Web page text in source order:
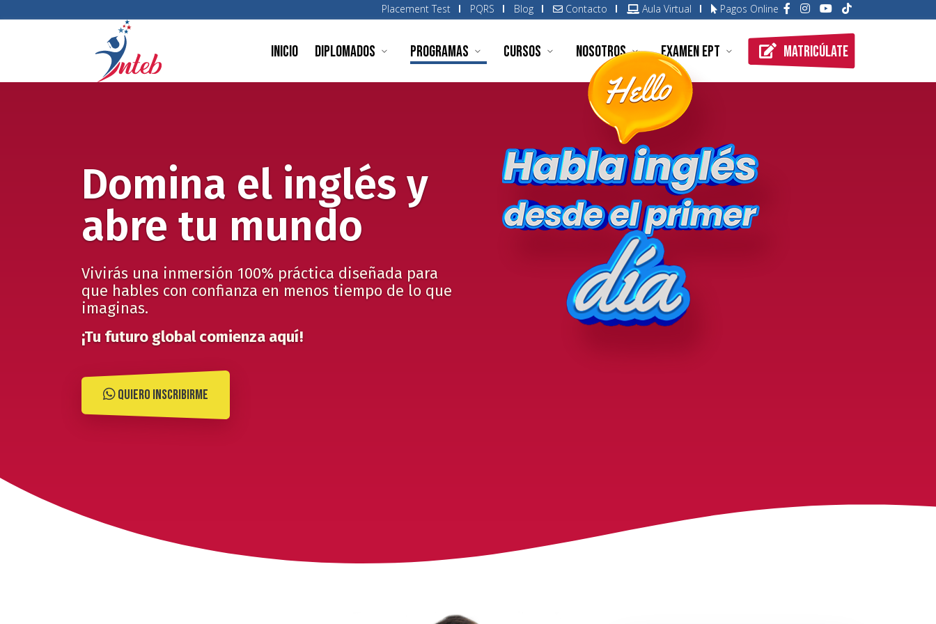
Placement Test PQRS Blog Contacto Aula Virtual Pagos Online
Inicio Diplomados Programas Cursos Nosotros Examen EPT Matricúlate
Domina el inglés y
abre tu mundo
Vivirás una inmersión 100% práctica diseñada para
que hables con confianza en menos tiempo de lo que
imaginas.
¡Tu futuro global comienza aquí!
Quiero Inscribirme